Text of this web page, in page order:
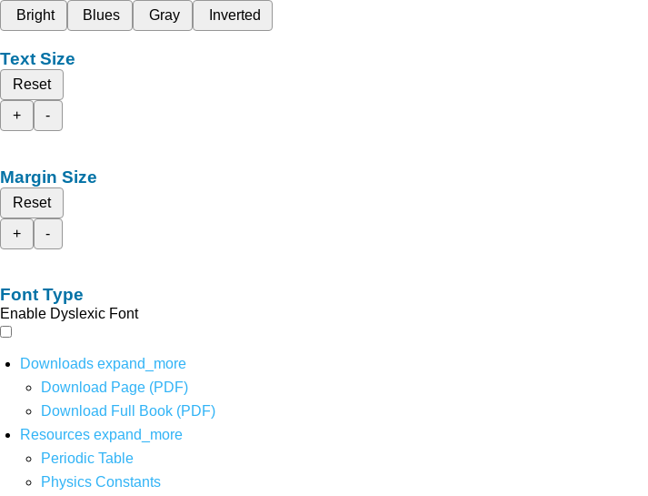
Bright
Blues Gray Inverted
Text Size
Reset
+
-
Margin Size
Reset
+
-
Font Type
Enable Dyslexic Font
Downloads expand_more
Download Page (PDF)
Download Full Book (PDF)
Resources expand_more
Periodic Table
Physics Constants